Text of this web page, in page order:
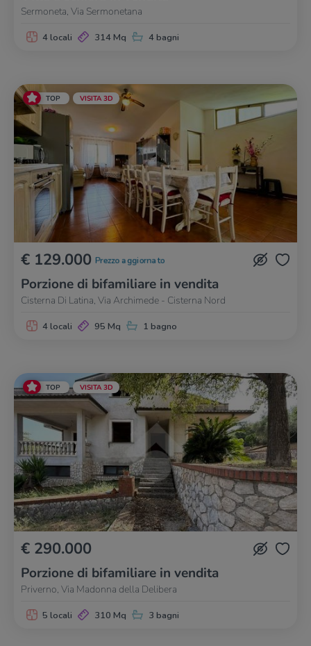
Sermoneta, Via Sermonetana
4 locali 314 Mq 4 bagni
TOP VISITA 3D
€ 129.000 Prezzo aggiornato
Porzione di bifamiliare in vendita
Cisterna Di Latina, Via Archimede - Cisterna Nord
4 locali 95 Mq 1 bagno
TOP VISITA 3D
€ 290.000
Porzione di bifamiliare in vendita
Priverno, Via Madonna della Delibera
5 locali 310 Mq 3 bagni